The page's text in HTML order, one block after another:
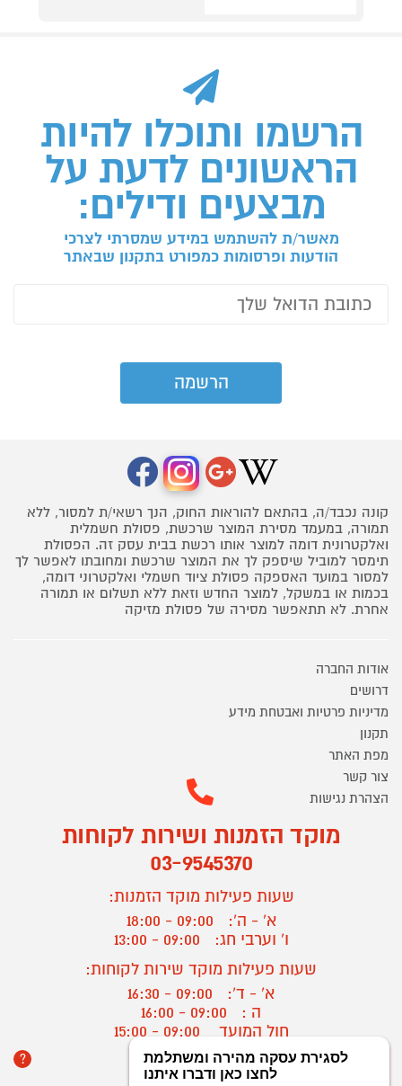
הרשמו ותוכלו להיות
הראשונים לדעת על
מבצעים ודילים:
מאשר/ת להשתמש במידע שמסרתי לצרכי
הודעות ופרסומות כמפורט בתקנון שבאתר
קונה נכבד/ה, בהתאם להוראות החוק, הנך רשאי/ת למסור, ללא
תמורה, במעמד מסירת המוצר שרכשת, פסולת חשמלית
ואלקטרונית דומה למוצר אותו רכשת בבית עסק זה. הפסולת
תימסר למוביל שיספק לך את המוצר שרכשת ומחובתו לאפשר לך
למסור במועד האספקה פסולת ציוד חשמלי ואלקטרוני דומה,
בכמות או במשקל, למוצר החדש וזאת ללא תשלום או תמורה
אחרת. לא תתאפשר מסירה של פסולת מזיקה
אודות החברה
דרושים
מדיניות פרטיות ואבטחת מידע
תקנון
מפת האתר
צור קשר
הצהרת נגישות
מוקד הזמנות ושירות לקוחות
03-9545370
שעות פעילות מוקד הזמנות:
א' - ה':
09:00 - 18:00
ו' וערבי חג:
09:00 - 13:00
שעות פעילות מוקד שירות לקוחות:
א' - ד':
09:00 - 16:30
ה :
09:00 - 16:00
חול המועד
? יצירת קשר/ביטול הזמנה